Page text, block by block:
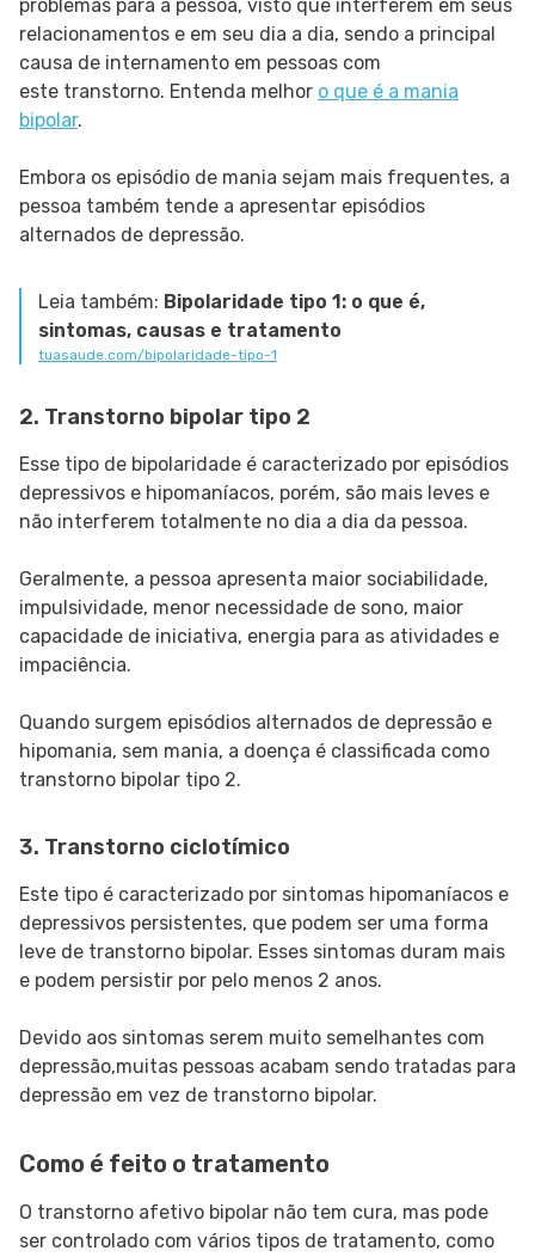
problemas para a pessoa, visto que interferem em seus
relacionamentos e em seu dia a dia, sendo a principal
causa de internamento em pessoas com
este transtorno. Entenda melhor o que é a mania
bipolar.
Embora os episódio de mania sejam mais frequentes, a
pessoa também tende a apresentar episódios
alternados de depressão.
Leia também: Bipolaridade tipo 1: o que é,
sintomas, causas e tratamento
tuasaude.com/bipolaridade-tipo-1
2. Transtorno bipolar tipo 2
Esse tipo de bipolaridade é caracterizado por episódios
depressivos e hipomaníacos, porém, são mais leves e
não interferem totalmente no dia a dia da pessoa.
Geralmente, a pessoa apresenta maior sociabilidade,
impulsividade, menor necessidade de sono, maior
capacidade de iniciativa, energia para as atividades e
impaciência.
Quando surgem episódios alternados de depressão e
hipomania, sem mania, a doença é classificada como
transtorno bipolar tipo 2.
3. Transtorno ciclotímico
Este tipo é caracterizado por sintomas hipomaníacos e
depressivos persistentes, que podem ser uma forma
leve de transtorno bipolar. Esses sintomas duram mais
e podem persistir por pelo menos 2 anos.
Devido aos sintomas serem muito semelhantes com
depressão,muitas pessoas acabam sendo tratadas para
depressão em vez de transtorno bipolar.
Como é feito o tratamento
O transtorno afetivo bipolar não tem cura, mas pode
ser controlado com vários tipos de tratamento, como